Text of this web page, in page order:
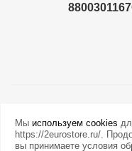
Мы используем cookies
https://2eurostore.ru/.
вы принимаете условия